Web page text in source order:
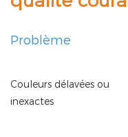
Problème
Couleurs délavées ou
inexactes